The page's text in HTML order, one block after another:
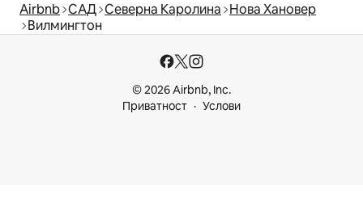
Airbnb САД Северна Каролина Нова Хановер
Вилмингтон
© 2026 Airbnb, Inc.
Приватност
Услови